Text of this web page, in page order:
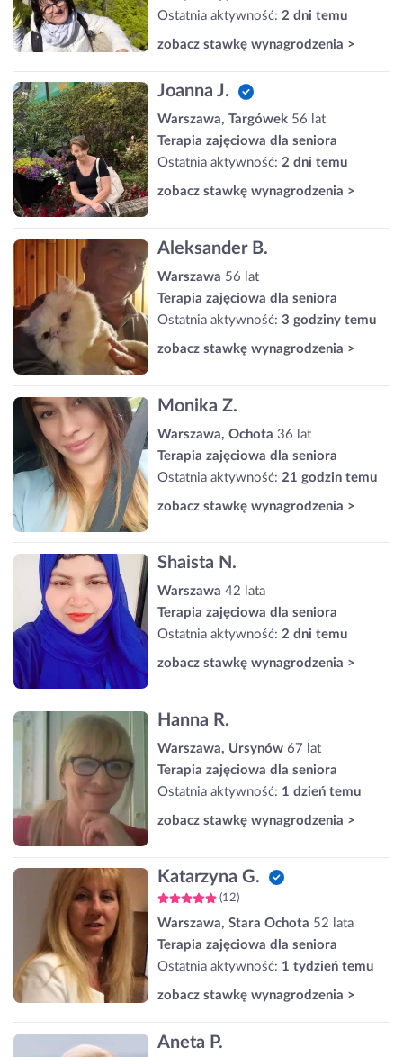
Ostatnia aktywność: 2 dni temu
zobacz stawkę wynagrodzenia >
Joanna J.
Warszawa, Targówek 56 lat
Terapia zajęciowa dla seniora
Ostatnia aktywność: 2 dni temu
zobacz stawkę wynagrodzenia >
Aleksander B.
Warszawa 56 lat
Terapia zajęciowa dla seniora
Ostatnia aktywność: 3 godziny temu
zobacz stawkę wynagrodzenia >
Monika Z.
Warszawa, Ochota 36 lat
Terapia zajęciowa dla seniora
Ostatnia aktywność: 21 godzin temu
zobacz stawkę wynagrodzenia >
Shaista N.
Warszawa 42 lata
Terapia zajęciowa dla seniora
Ostatnia aktywność: 2 dni temu
zobacz stawkę wynagrodzenia >
Hanna R.
Warszawa, Ursynów 67 lat
Terapia zajęciowa dla seniora
Ostatnia aktywność: 1 dzień temu
zobacz stawkę wynagrodzenia >
Katarzyna G.
(12)
Warszawa, Stara Ochota 52 lata
Terapia zajęciowa dla seniora
Ostatnia aktywność: 1 tydzień temu
zobacz stawkę wynagrodzenia >
Aneta P.